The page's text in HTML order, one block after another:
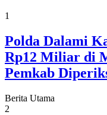
1
Polda Dalami
Rp12 Miliar di
Pemkab
Berita Utama
2